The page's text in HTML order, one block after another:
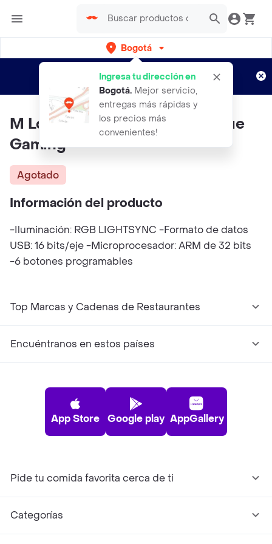
Bogotá
Ingresa tu dirección en
Bogotá. Mejor servicio,
entregas más rápidas y
los precios más
convenientes!
envíos gratis por semanas
Aplican TyC
M Logitech G203 Lightsync Blue
Gaming
Agotado
Información del producto
-Iluminación: RGB LIGHTSYNC -Formato de datos
USB: 16 bits/eje -Microprocesador: ARM de 32 bits
-6 botones programables
Top Marcas y Cadenas de Restaurantes
Encuéntranos en estos países
App Store Google play AppGallery
Pide tu comida favorita cerca de ti
Categorías